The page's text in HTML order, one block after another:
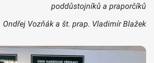
poddůstojníků a praporčíků
Ondřej Vozňák a št. prap. Vladimír Blažek